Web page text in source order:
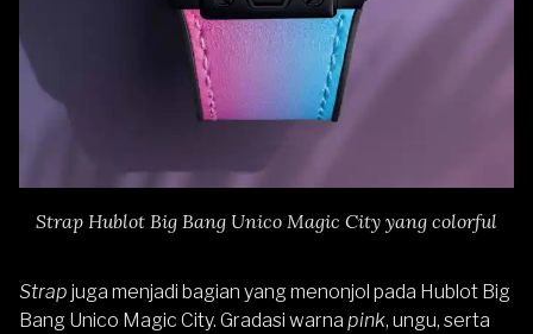
Strap Hublot Big Bang Unico Magic City yang colorful
Strap juga menjadi bagian yang menonjol pada Hublot Big
Bang Unico Magic City. Gradasi warna pink, ungu, serta